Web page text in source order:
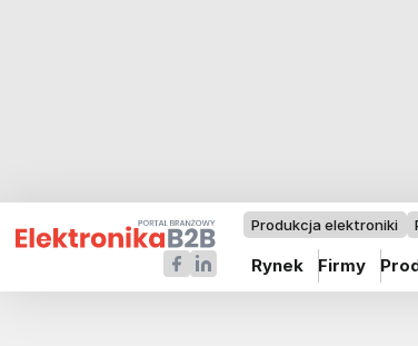
Produkcja elektroniki
Rynek Firmy